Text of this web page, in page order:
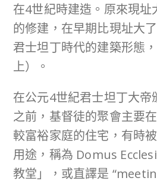
在4世紀時建造。原來現
的修建，在早期比現址大
君士坦丁時代的建築形態
上）。
在公元4世紀君士坦丁大帝
之前，基督徒的聚會主要
較富裕家庭的住宅，有時
用途，稱為 Domus
教堂」，或直譯是